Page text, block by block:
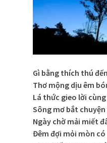
Gì bằng thích thú
Thơ mộng dịu êm
Lá thức gieo lời
Sông mơ bắt
Ngày chờ mải miết
Đêm đợi mỏi mòn